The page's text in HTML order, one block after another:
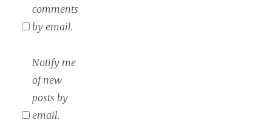
comments
by email.
Notify me
of new
posts by
email.